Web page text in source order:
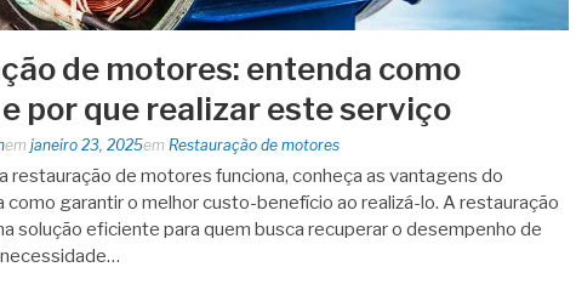
de motores: entenda como
por que realizar este serviço
em janeiro 23, 2025em Restauração de motores
restauração de motores funciona, conheça as vantagens do
como garantir o melhor custo-benefício ao realizá-lo. A restauração
solução eficiente para quem busca recuperar o desempenho de